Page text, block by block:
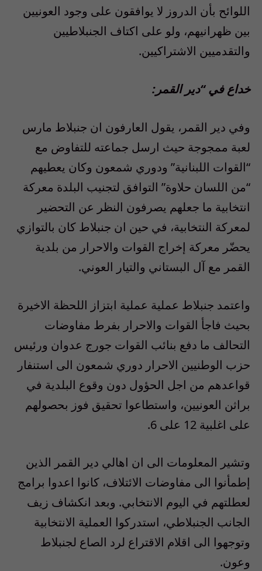
اللوائح بأن الدروز لا يوافقون على وجود العونيين
بين ظهرانيهم، ولو على اكتاف الجنبلاطيين
والتقدميين الاشتراكيين.
خداع في “دير القمر:
وفي دير القمر، يقول العارفون ان جنبلاط مارس
لعبة ممجوجة حيث ارسل جماعته للتفاوض مع
“القوات اللبنانية” ودوري شمعون وكان يعطيهم
“من اللسان حلاوة” التوافق لتجنيب البلدة معركة
انتخابية ما جعلهم يصرفون النظر عن التحضير
لمعركة النتخابية، في حين ان جنبلاط كان بالتوازي
يحضّر معركة إخراج القوات والاحرار من بلدية
القمر مع آل البستاني والتيار العوني.
واعتمد جنبلاط عملية عملية ابتزاز اللحظة الاخيرة
بحيث فاجأ القوات والاحرار بفرط مفاوضات
التحالف ما دفع بنائب القوات جورج عدوان ورئيس
حزب الوطنيين الاحرار دوري شمعون الى استنفار
قواعدهم من اجل الحؤول دون وقوع البلدية في
براثن العونيين، واستطاعوا تحقيق فوز بحصولهم
على اغلبية 12 على 6.
وتشير المعلومات الى ان اهالي دير القمر الذين
إطمأنوا الى مفاوضات الائتلاف، كانوا اعدوا برامج
لعطلتهم في اليوم الانتخابي. وبعد انكشاف زيف
الجانب الجنبلاطي، استدركوا العملية الانتخابية
وتوجهوا الى اقلام الاقتراع لرد الصاع لجنبلاط
وعون.